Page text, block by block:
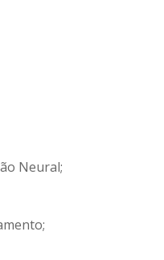
Neural;